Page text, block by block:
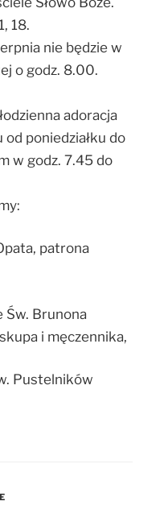
18.
nie będzie w
o godz. 8.00.
adoracja
poniedziałku do
w godz. 7.45 do
patrona
Św. Brunona
i męczennika,
Pustelników